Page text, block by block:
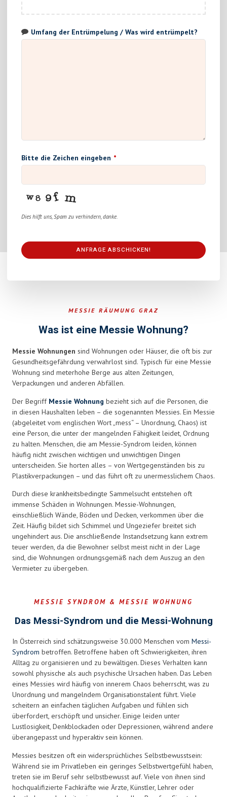
Umfang der Entrümpelung / Was wird entrümpelt?
Bitte die Zeichen eingeben *
Dies hilft uns, Spam zu verhindern, danke.
ANFRAGE ABSCHICKEN!
field
blank
MESSIE RÄUMUNG GRAZ
Was ist eine Messie Wohnung?
Messie Wohnungen sind Wohnungen oder Häuser, die oft bis zur
Gesundheitsgefährdung verwahrlost sind. Typisch für eine Messie
Wohnung sind meterhohe Berge aus alten Zeitungen,
Verpackungen und anderen Abfällen.
Der Begriff Messie Wohnung bezieht sich auf die Personen, die
in diesen Haushalten leben – die sogenannten Messies. Ein Messie
(abgeleitet vom englischen Wort „mess“ – Unordnung, Chaos) ist
eine Person, die unter der mangelnden Fähigkeit leidet, Ordnung
zu halten. Menschen, die am Messie-Syndrom leiden, können
häufig nicht zwischen wichtigen und unwichtigen Dingen
unterscheiden. Sie horten alles – von Wertgegenständen bis zu
Plastikverpackungen – und das führt oft zu unermesslichem Chaos.
Durch diese krankheitsbedingte Sammelsucht entstehen oft
immense Schäden in Wohnungen. Messie-Wohnungen,
einschließlich Wände, Böden und Decken, verkommen über die
Zeit. Häufig bildet sich Schimmel und Ungeziefer breitet sich
ungehindert aus. Die anschließende Instandsetzung kann extrem
teuer werden, da die Bewohner selbst meist nicht in der Lage
sind, die Wohnungen ordnungsgemäß nach dem Auszug an den
Vermieter zu übergeben.
MESSIE SYNDROM & MESSIE WOHNUNG
Das Messi-Syndrom und die Messi-Wohnung
In Österreich sind schätzungsweise 30.000 Menschen vom Messi-
Syndrom betroffen. Betroffene haben oft Schwierigkeiten, ihren
Alltag zu organisieren und zu bewältigen. Dieses Verhalten kann
sowohl physische als auch psychische Ursachen haben. Das Leben
eines Messies wird häufig von innerem Chaos beherrscht, was zu
Unordnung und mangelndem Organisationstalent führt. Viele
scheitern an einfachen täglichen Aufgaben und fühlen sich
überfordert, erschöpft und unsicher. Einige leiden unter
Lustlosigkeit, Denkblockaden oder Depressionen, während andere
überangepasst und hyperaktiv sein können.
Messies besitzen oft ein widersprüchliches Selbstbewusstsein:
Während sie im Privatleben ein geringes Selbstwertgefühl haben,
treten sie im Beruf sehr selbstbewusst auf. Viele von ihnen sind
hochqualifizierte Fachkräfte wie Ärzte, Künstler, Lehrer oder